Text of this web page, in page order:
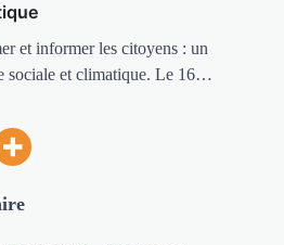
et informer les citoyens : un
sociale et climatique. Le 16…